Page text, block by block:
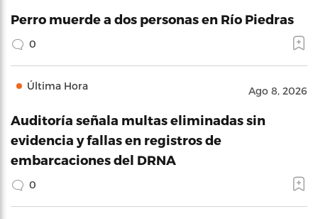
Perro muerde a dos personas en Río Piedras
0
Última Hora Ago 8, 2026
Auditoría señala multas eliminadas sin
evidencia y fallas en registros de
embarcaciones del DRNA
0